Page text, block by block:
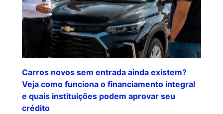
Carros novos sem entrada ainda existem?
Veja como funciona o financiamento integral
e quais instituições podem aprovar seu
crédito